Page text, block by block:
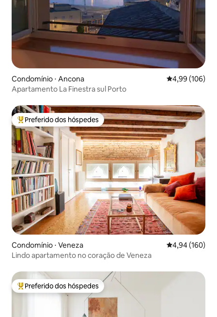
Condomínio ⋅ Ancona 4,99 de uma
4,99 (106)
Apartamento La Finestra sul Porto
Entre os melhores preferidos dos hóspedes
Preferido dos hóspedes
Condomínio ⋅ Veneza 4,94 de uma
4,94 (160)
Lindo apartamento no coração de Veneza
Entre os melhores preferidos dos hóspedes
Preferido dos hóspedes